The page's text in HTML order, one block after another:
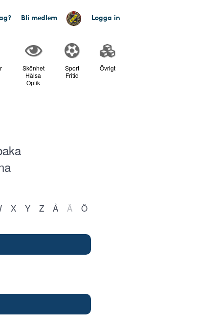
Bli medlem Logga in
Skönhet
Hälsa
Optik
Sport
Fritid
Övrigt
X Y Z Å Ä Ö